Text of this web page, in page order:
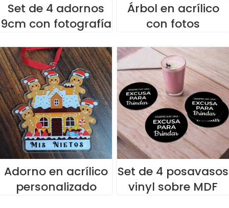
Set de 4 adornos
9cm con fotografía
Árbol en acrílico
con fotos
Adorno en acrílico
personalizado
Set de 4 posavasos
vinyl sobre MDF